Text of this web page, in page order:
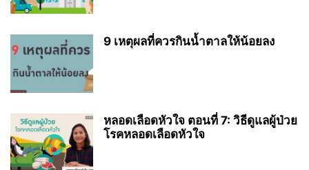
9 เหตุผลที่ควรกินน้ำตาลให้น้อยลง
หลอดเลือดหัวใจ ตอนที่ 7: วิธีดูแลผู้ป่วย
โรคหลอดเลือดหัวใจ